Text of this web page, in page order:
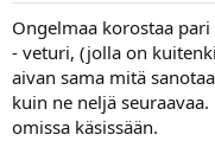
Ongelmaa korostaa pari
- veturi, (jolla on
aivan sama mitä
kuin ne neljä
omissa käsissään.